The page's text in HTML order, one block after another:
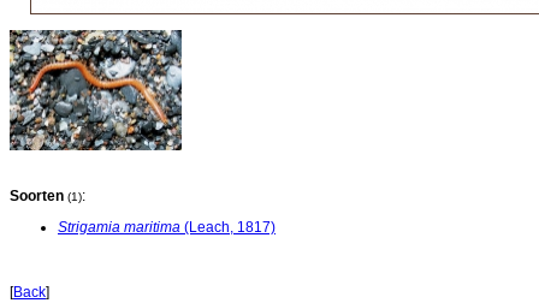
Soorten (1):
Strigamia maritima (Leach, 1817)
[Back]